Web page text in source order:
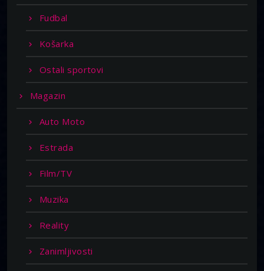
Fudbal
Košarka
Ostali sportovi
Magazin
Auto Moto
Estrada
Film/TV
Muzika
Reality
Zanimljivosti